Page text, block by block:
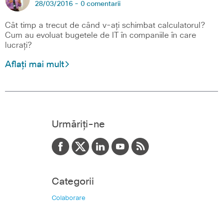
28/03/2016 - 0 comentarii
Cât timp a trecut de când v-ați schimbat calculatorul?
Cum au evoluat bugetele de IT în companiile în care
lucrați?
Aflați mai mult
Urmăriți-ne
Categorii
Colaborare